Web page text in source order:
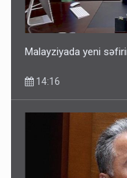
Malayziyada yeni
14:16